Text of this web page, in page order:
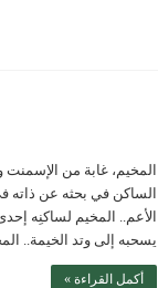
المخيم، غابة من
الساكن في بحثه عن ذاته
الأعم.. المخيم لساكنِه
يسحبه إلى وتد الخيمة..
أكمل القراءة »